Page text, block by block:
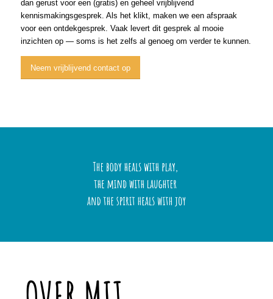
dan gerust voor een (gratis) en geheel vrijblijvend
kennismakingsgesprek. Als het klikt, maken we een afspraak
voor een ontdekgesprek. Vaak levert dit gesprek al mooie
inzichten op — soms is het zelfs al genoeg om verder te kunnen.
Neem vrijblijvend contact op